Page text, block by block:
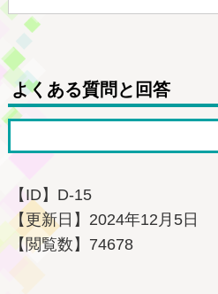
よくある質問と回答
【ID】 D-15
【更新日】 2024年12月5日
【閲覧数】 74678